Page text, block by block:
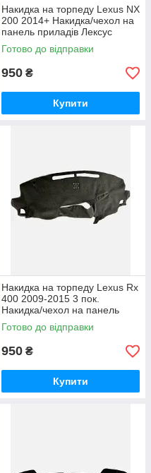
Накидка на торпеду Lexus NX
200 2014+ Накидка/чехол на
панель приладів Лексус
Готово до відправки
950 ₴
Купити
Накидка на торпеду Lexus Rx
400 2009-2015 3 пок.
Накидка/чехол на панель
приладів Лексус
Готово до відправки
950 ₴
Купити